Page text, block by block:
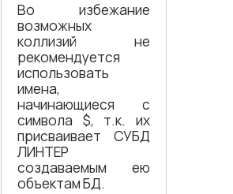
Во избежание
возможных
коллизий не
рекомендуется
использовать
имена,
начинающиеся с
символа $, т.к. их
присваивает СУБД
ЛИНТЕР
создаваемым ею
объектам БД.